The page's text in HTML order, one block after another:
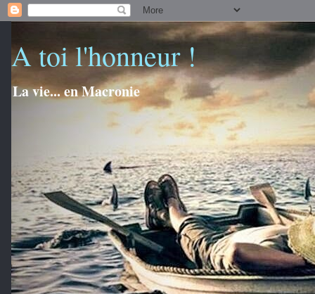
A toi l'honneur !
La vie... en Macronie